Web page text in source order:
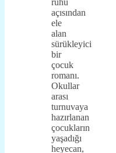
açısından
ele
alan
sürükleyici
bir
çocuk
romanı.
Okullar
arası
turnuvaya
hazırlanan
çocukların
yaşadığı
heyecan,